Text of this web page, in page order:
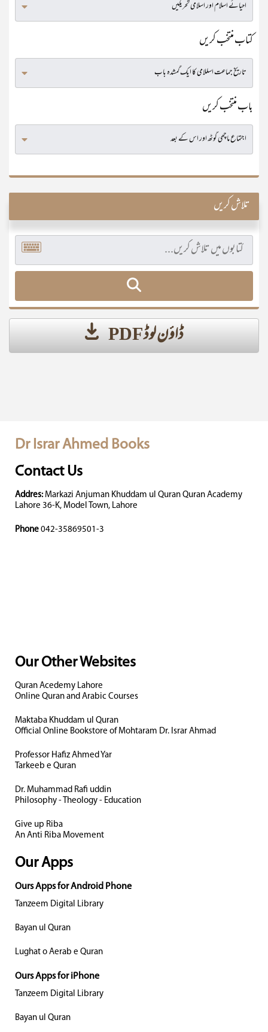
کتاب منتخب کریں
باب منتخب کریں
تلاش کریں
ڈاؤن لوڈ PDF
Dr Israr Ahmed Books
Contact Us
Addres: Markazi Anjuman Khuddam ul Quran Quran Academy
Lahore 36-K, Model Town, Lahore
Phone 042-35869501-3
Our Other Websites
Quran Acedemy Lahore
Online Quran and Arabic Courses
Maktaba Khuddam ul Quran
Official Online Bookstore of Mohtaram Dr. Israr Ahmad
Professor Hafiz Ahmed Yar
Tarkeeb e Quran
Dr. Muhammad Rafi uddin
Philosophy - Theology - Education
Give up Riba
An Anti Riba Movement
Our Apps
Ours Apps for Android Phone
Tanzeem Digital Library
Bayan ul Quran
Lughat o Aerab e Quran
Ours Apps for iPhone
Tanzeem Digital Library
Bayan ul Quran